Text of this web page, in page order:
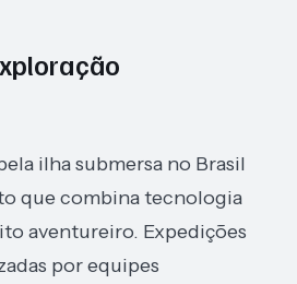
ilha submersa no Brasil
que combina tecnologia
aventureiro. Expedições
por equipes